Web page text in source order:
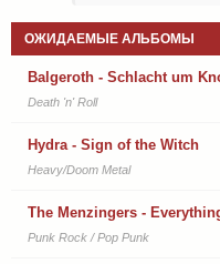
ОЖИДАЕМЫЕ АЛЬБОМЫ
Balgeroth - Schlacht um
Death 'n' Roll
Hydra - Sign of the Witch
Heavy/Doom Metal
The Menzingers -
Punk Rock / Pop Punk